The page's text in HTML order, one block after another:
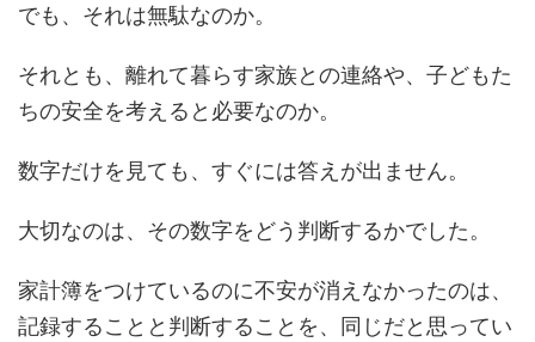
でも、それは無駄なのか。
それとも、離れて暮らす家族との連絡や、子どもた
ちの安全を考えると必要なのか。
数字だけを見ても、すぐには答えが出ません。
大切なのは、その数字をどう判断するかでした。
家計簿をつけているのに不安が消えなかったのは、
記録することと判断することを、同じだと思ってい